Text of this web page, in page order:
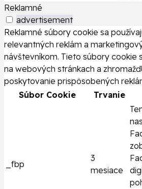
Reklamné
advertisement
Reklamné súbory cookie sa
relevantných reklám a
návštevníkom. Tieto súbory cookie
na webových stránkach a
poskytovanie prispôsobených
Súbor Cookie
Trvanie
_fbp
3
mesiace